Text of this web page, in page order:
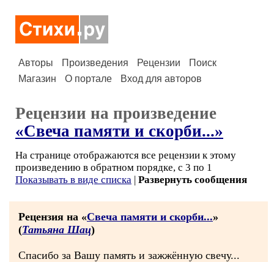
Авторы Произведения Рецензии
Поиск
Магазин
О портале Вход для авторов
Рецензии на произведение
«Свеча памяти и скорби...»
На странице отображаются все рецензии к этому
произведению в обратном порядке, с 3 по 1
Показывать в виде списка | Развернуть сообщения
Рецензия на «Свеча памяти и скорби...»
(Татьяна Шац)
Спасибо за Вашу память и зажжённую свечу...